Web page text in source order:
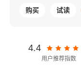
购买 试读
4.4
用户推荐指数